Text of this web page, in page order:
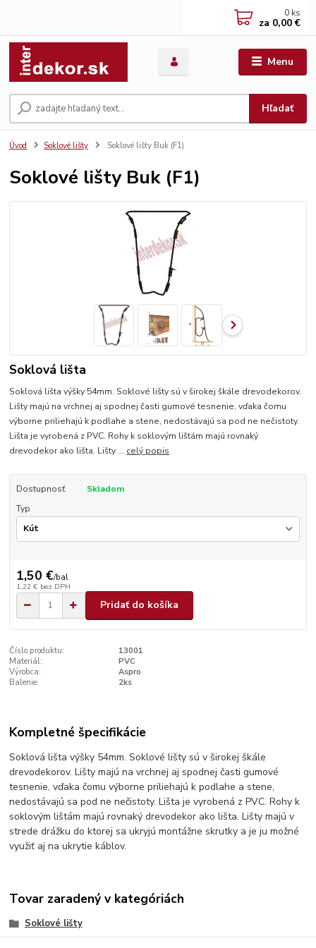
Menu
Hľadať
0 ks
za 0,00 €
Úvod Soklové lišty Soklové lišty Buk (F1)
Soklové lišty Buk (F1)
Soklová lišta
Soklová lišta výšky 54mm. Soklové lišty sú v širokej škále drevodekorov.
Lišty majú na vrchnej aj spodnej časti gumové tesnenie, vďaka čomu
výborne priliehajú k podlahe a stene, nedostávajú sa pod ne nečistoty.
Lišta je vyrobená z PVC. Rohy k soklovým lištám majú rovnaký
drevodekor ako lišta. Lišty ... celý popis
Dostupnosť
Skladom
Typ
1,50 €/bal
1,22 € bez DPH
Pridať do košíka
Číslo produktu:
13001
Materiál:
PVC
Výrobca:
Aspro
Balenie:
2ks
Kompletné špecifikácie
Soklová lišta výšky 54mm. Soklové lišty sú v širokej škále
drevodekorov. Lišty majú na vrchnej aj spodnej časti gumové
tesnenie, vďaka čomu výborne priliehajú k podlahe a stene,
nedostávajú sa pod ne nečistoty. Lišta je vyrobená z PVC. Rohy k
soklovým lištám majú rovnaký drevodekor ako lišta. Lišty majú v
strede drážku do ktorej sa ukryjú montážne skrutky a je ju možné
využiť aj na ukrytie káblov.
Tovar zaradený v kategóriách
Soklové lišty